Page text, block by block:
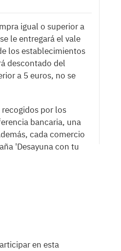
igual o superior a
le entregará el vale
los establecimientos
descontado del
a 5 euros, no se
por los
bancaria, una
cada comercio
'Desayuna con tu
en esta